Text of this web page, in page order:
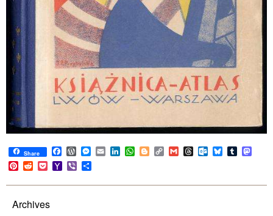
Share Facebook
WordPress
Messenger
EmailLinkedIn
WhatsApp
BloggerCopy
Link
GmailThreadsOutlook.com
BlueskyTumblr
Pinterest
RedditPocketYahoo
Mail
Viber
Archives